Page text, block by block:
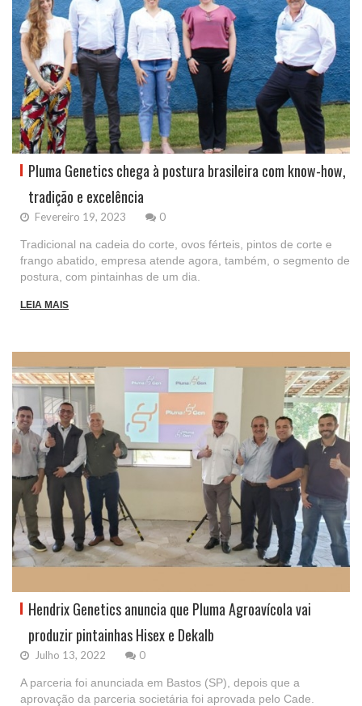
Pluma Genetics chega à postura brasileira com know-how,
tradição e excelência
Fevereiro 19, 2023 0
Tradicional na cadeia do corte, ovos férteis, pintos de corte e
frango abatido, empresa atende agora, também, o segmento de
postura, com pintainhas de um dia.
LEIA MAIS
Hendrix Genetics anuncia que Pluma Agroavícola vai
produzir pintainhas Hisex e Dekalb
Julho 13, 2022 0
A parceria foi anunciada em Bastos (SP), depois que a
aprovação da parceria societária foi aprovada pelo Cade.